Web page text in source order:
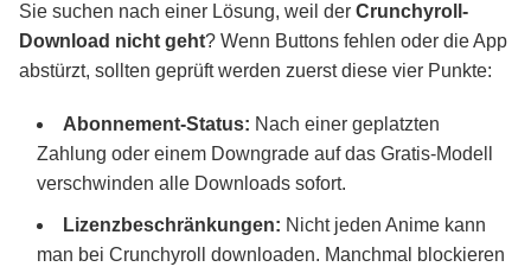
Sie suchen nach einer Lösung, weil der Crunchyroll-
Download nicht geht? Wenn Buttons fehlen oder die App
abstürzt, sollten geprüft werden zuerst diese vier Punkte:
Abonnement-Status: Nach einer geplatzten
Zahlung oder einem Downgrade auf das Gratis-Modell
verschwinden alle Downloads sofort.
Lizenzbeschränkungen: Nicht jeden Anime kann
man bei Crunchyroll downloaden. Manchmal blockieren